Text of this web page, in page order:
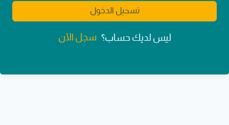
تسجيل الدخول
ليس لديك حساب؟ سجل الآن